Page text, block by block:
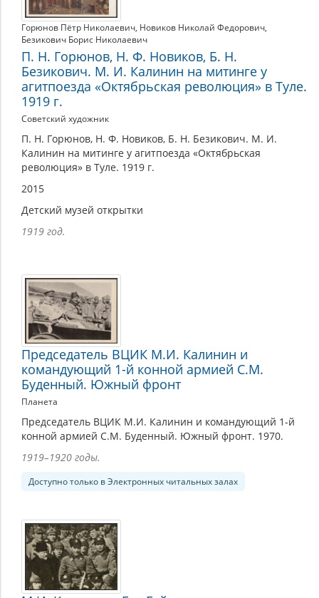
Горюнов Пётр Николаевич, Новиков Николай Федорович,
Безикович Борис Николаевич
П. Н. Горюнов, Н. Ф. Новиков, Б. Н.
Безикович. М. И. Калинин на митинге у
агитпоезда «Октябрьская революция» в Туле.
1919 г.
Советский художник
П. Н. Горюнов, Н. Ф. Новиков, Б. Н. Безикович. М. И.
Калинин на митинге у агитпоезда «Октябрьская
революция» в Туле. 1919 г.
2015
Детский музей открытки
1919 год.
Председатель ВЦИК М.И. Калинин и
командующий 1-й конной армией С.М.
Буденный. Южный фронт
Планета
Председатель ВЦИК М.И. Калинин и командующий 1-й
конной армией С.М. Буденный. Южный фронт. 1970.
1919–1920 годы.
Доступно только в Электронных читальных залах